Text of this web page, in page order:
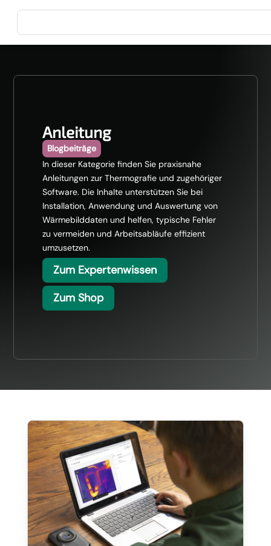
Anleitung
Blogbeiträge
In dieser Kategorie finden Sie praxisnahe
Anleitungen zur Thermografie und zugehöriger
Software. Die Inhalte unterstützen Sie bei
Installation, Anwendung und Auswertung von
Wärmebilddaten und helfen, typische Fehler
zu vermeiden und Arbeitsabläufe effizient
umzusetzen.
Zum Expertenwissen
Zum Shop